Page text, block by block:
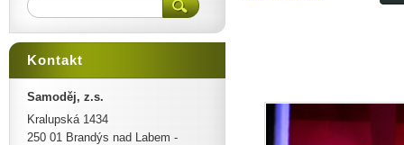
Kontakt
Samoděj, z.s.
Kralupská 1434
250 01 Brandýs nad Labem -